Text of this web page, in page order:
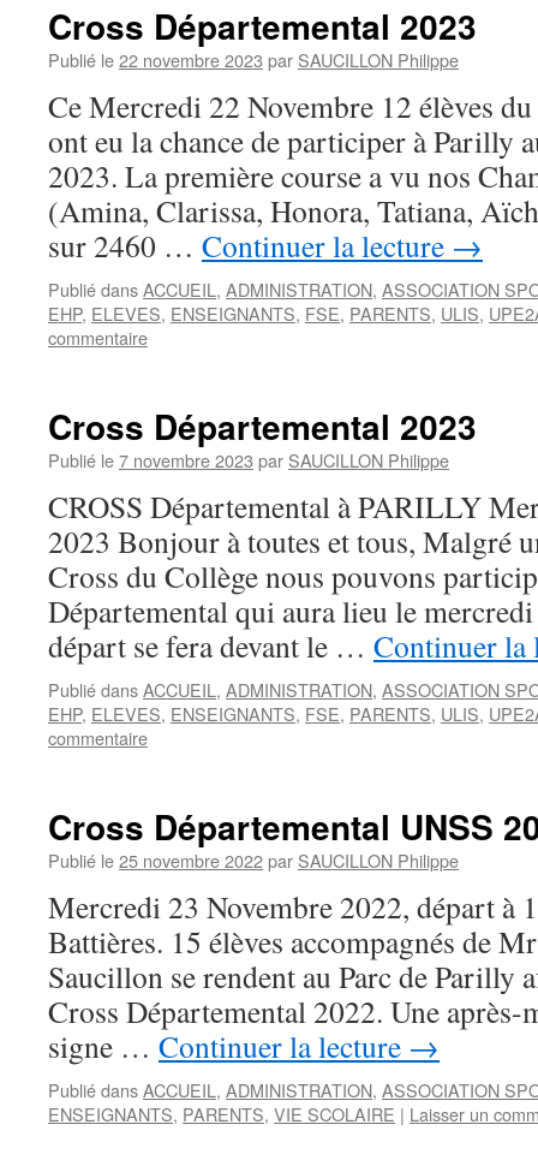
Cross Départemental 2023
Publié le22 novembre 2023 par SAUCILLON Philippe
Ce Mercredi 22 Novembre 12 élèves
ont eu la chance de participer à Parilly
2023. La première course a vu nos
(Amina, Clarissa, Honora, Tatiana,
sur 2460 … Continuer la lecture →
Publié dansACCUEIL , ADMINISTRATION, ASSOCIATION
EHP, ELEVES, ENSEIGNANTS, FSE, PARENTS, ULIS,
commentaire
Cross Départemental 2023
Publié le7 novembre 2023 par SAUCILLON Philippe
CROSS Départemental à PARILLY
2023 Bonjour à toutes et tous, Malgré
Cross du Collège nous pouvons
Départemental qui aura lieu le
départ se fera devant le … Continuer
Publié dansACCUEIL , ADMINISTRATION, ASSOCIATION
EHP, ELEVES, ENSEIGNANTS, FSE, PARENTS, ULIS,
commentaire
Cross Départemental UNSS
Publié le25 novembre 2022par SAUCILLON Philippe
Mercredi 23 Novembre 2022, départ à
Battières. 15 élèves accompagnés de
Saucillon se rendent au Parc de Parilly
Cross Départemental 2022. Une après-
signe … Continuer la lecture →
Publié dansACCUEIL , ADMINISTRATION, ASSOCIATION
ENSEIGNANTS, PARENTS, VIE SCOLAIRE | Laisser un